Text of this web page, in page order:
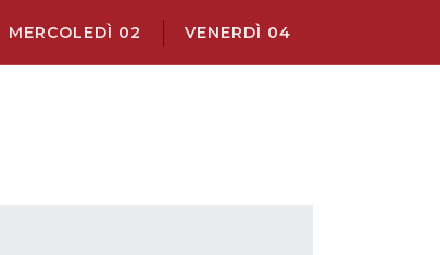
MERCOLEDÌ 02 VENERDÌ 04